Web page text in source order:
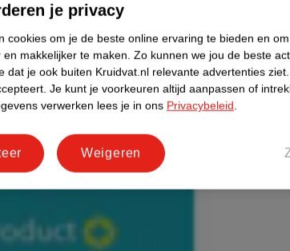
je privacy
cookies om je de beste online ervaring te bieden en
en makkelijker te maken. Zo kunnen we jou de beste
dat je ook buiten Kruidvat.nl relevante advertenties ziet.
Je kunt je voorkeuren altijd aanpassen of
verwerken lees je in ons Privacybeleid.
Weigeren